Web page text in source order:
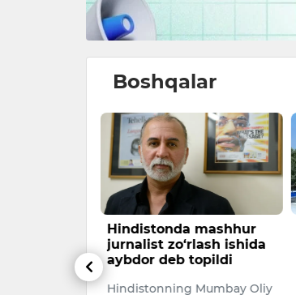
Boshqalar
Hindistonda mashhur
jurnalist zo‘rlash ishida
aybdor deb topildi
Hindistonning Mumbay Oliy